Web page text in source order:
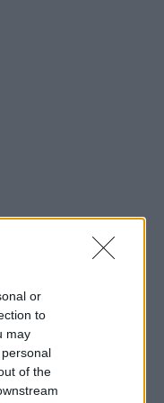
or
to
may
of the